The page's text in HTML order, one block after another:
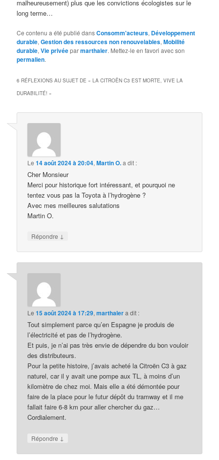
malheureusement) plus que les convictions écologistes sur le
long terme…
Ce contenu a été publié dansConsomm'acteurs, Développement
durable,Gestion des ressources non renouvelables,Mobilité
durable,Vie privéeparmarthaler. Mettez-le en favori avec son
permalien.
6 RÉFLEXIONS AU SUJET DE «LA CITROËN C3 EST MORTE, VIVE LA
DURABILITÉ! »
Le14 août 2024 à 20:04,Martin O.a dit :
Cher Monsieur
Merci pour historique fort intéressant, et pourquoi ne
tentez vous pas la Toyota à l’hydrogène ?
Avec mes meilleures salutations
Martin O.
Répondre ↓
Le15 août 2024 à 17:29,marthalera dit :
Tout simplement parce qu’en Espagne je produis de
l’électricité et pas de l’hydrogène.
Et puis, je n’ai pas très envie de dépendre du bon vouloir
des distributeurs.
Pour la petite histoire, j’avais acheté la Citroën C3 à gaz
naturel, car il y avait une pompe aux TL, à moins d’un
kilomètre de chez moi. Mais elle a été démontée pour
faire de la place pour le futur dépôt du tramway et il me
fallait faire 6-8 km pour aller chercher du gaz…
Cordialement.
Répondre ↓